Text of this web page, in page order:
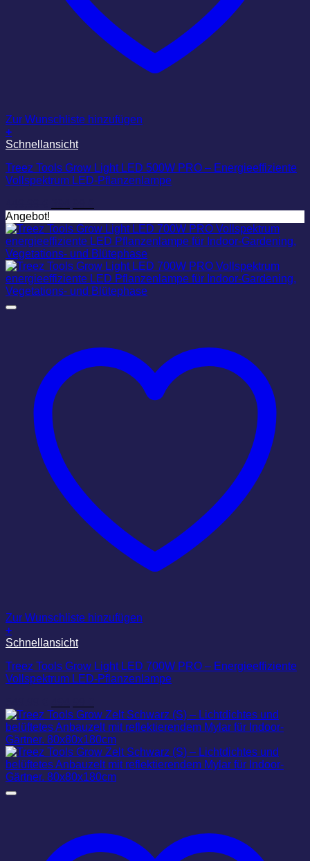
Zur Wunschliste hinzufügen
+
Schnellansicht
Treez Tools Grow Light LED 500W PRO – Energieeffiziente
Vollspektrum LED-Pflanzenlampe
war:
449,99 €
ist:
394,99 €.
Angebot!
Zur Wunschliste hinzufügen
+
Schnellansicht
Treez Tools Grow Light LED 700W PRO – Energieeffiziente
Vollspektrum LED-Pflanzenlampe
Preis
war:
549,99 €
Preis
ist:
494,99 €.